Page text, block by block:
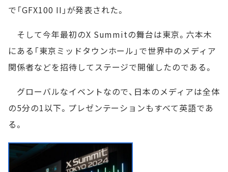
で「GFX100 II」が発表された。
そして今年最初のX Summitの舞台は東京。六本木
にある「東京ミッドタウンホール」で世界中のメディア
関係者などを招待してステージで開催したのである。
グローバルなイベントなので、日本のメディアは全体
の5分の1以下。プレゼンテーションもすべて英語であ
る。